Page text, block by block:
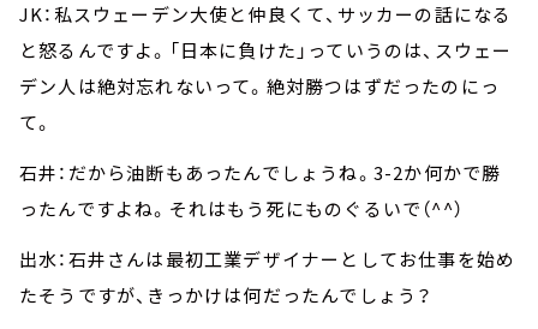
JK：私スウェーデン大使と仲良くて、サッカーの話になる
と怒るんですよ。「日本に負けた」っていうのは、スウェー
デン人は絶対忘れないって。絶対勝つはずだったのにっ
て。
石井：だから油断もあったんでしょうね。3-2か何かで勝
ったんですよね。それはもう死にものぐるいで（^^）
出水：石井さんは最初工業デザイナーとしてお仕事を始め
たそうですが、きっかけは何だったんでしょう？